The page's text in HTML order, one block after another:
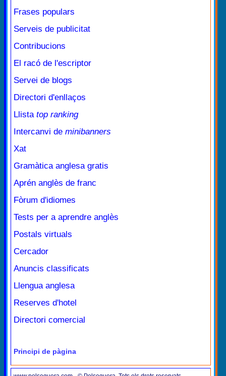
Frases populars
Serveis de publicitat
Contribucions
El racó de l'escriptor
Servei de blogs
Directori d'enllaços
Llista top ranking
Intercanvi de minibanners
Xat
Gramàtica anglesa gratis
Aprén anglès de franc
Fòrum d'idiomes
Tests per a aprendre anglès
Postals virtuals
Cercador
Anuncis classificats
Llengua anglesa
Reserves d'hotel
Directori comercial
Principi de pàgina